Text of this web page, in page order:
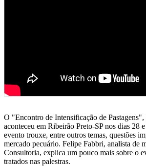
O "Encontro de Intensificação de
aconteceu em Ribeirão Preto-SP nos dias 28
evento trouxe, entre outros temas, questões
mercado pecuário. Felipe Fabbri, analista de
Consultoria, explica um pouco mais sobre o
tratados nas palestras.